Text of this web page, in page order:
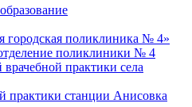
городская поликлиника № 4»
поликлиники № 4
практики села
практики станции Анисовка